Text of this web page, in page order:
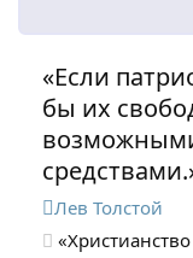
«Если
бы их
Лев Толстой